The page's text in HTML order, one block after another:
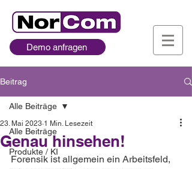
Demo anfragen
Beitrag
Alle Beiträge
Produkte / KI
Alle Beiträge
Genau hinsehen!
23. Mai 2023 1 Min. Lesezeit
Forensik ist allgemein ein Arbeitsfeld,